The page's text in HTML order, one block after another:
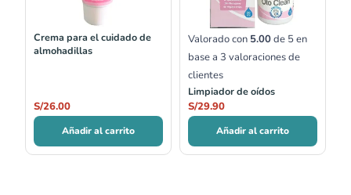
Crema para el cuidado de
almohadillas
S/26.00
Añadir al carrito
Valorado con 5.00de 5 en
base a 3 valoraciones de
clientes
Limpiador de oídos
S/29.90
Añadir al carrito